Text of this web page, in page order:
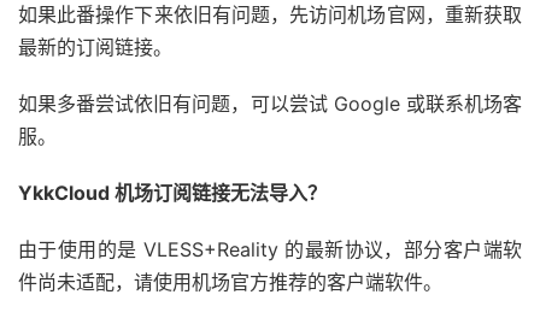
如果此番操作下来依旧有问题，先访问机场官网，重新获取
最新的订阅链接。
如果多番尝试依旧有问题，可以尝试 Google 或联系机场客
服。
YkkCloud 机场订阅链接无法导入？
由于使用的是 VLESS+Reality 的最新协议，部分客户端软
件尚未适配，请使用机场官方推荐的客户端软件。